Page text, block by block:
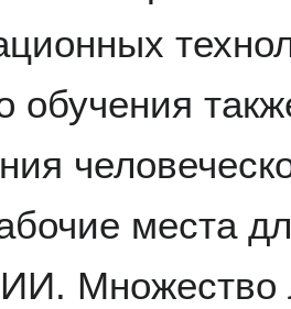
обучения
места
Множество